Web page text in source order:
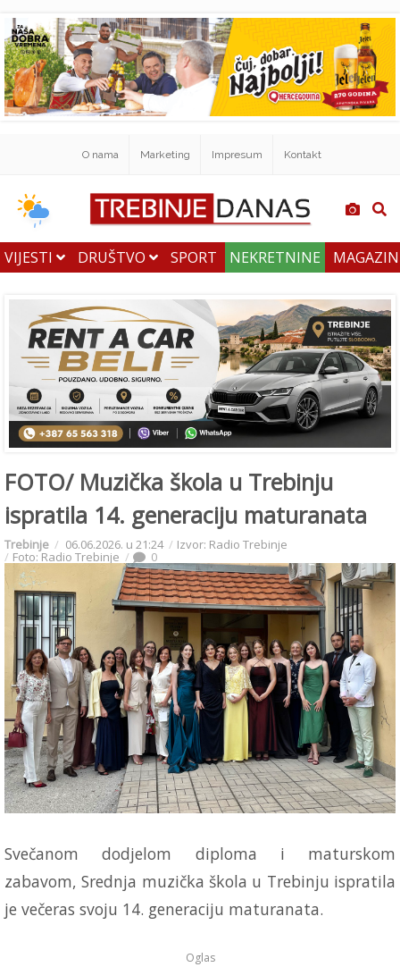
O nama Marketing Impresum Kontakt
VIJESTI DRUŠTVO SPORT NEKRETNINE
FOTO/ Muzička škola u Trebinju
ispratila 14. generaciju maturanata
Trebinje 06.06.2026. u 21:24 Izvor: Radio Trebinje
Foto: Radio Trebinje 0
Svečanom dodjelom diploma i maturskom
zabavom, Srednja muzička škola u Trebinju ispratila
je večeras svoju 14. generaciju maturanata.
Oglas